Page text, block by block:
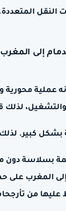
المتعددة.
إلى
عملية محورية
لذلك
بشكل كبير.
بسلاسة دون
المغرب على
عليها من